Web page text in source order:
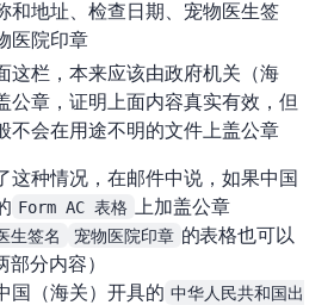
和地址、检查日期、宠物医生签
医院印章
这栏，本来应该由政府机关（海
公章，证明上面内容真实有效，但
不会在“用途不明”的文件上盖公章
这种情况，在邮件中说，如果中国
Form AC 表格 上加盖公章
生签名 宠物医院印章 的 Form AC 表格也可以
两部分内容）
国（海关）开具的 中华人民共和国出